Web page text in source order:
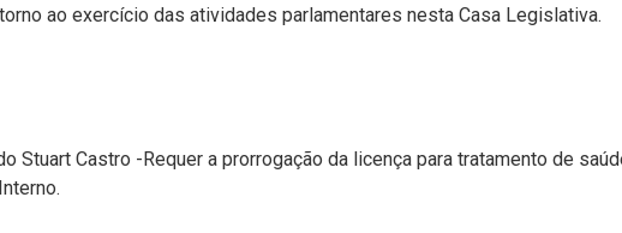
ao exercício das atividades parlamentares nesta Casa Legislativa.
Stuart Castro -Requer a prorrogação da licença para tratamento de